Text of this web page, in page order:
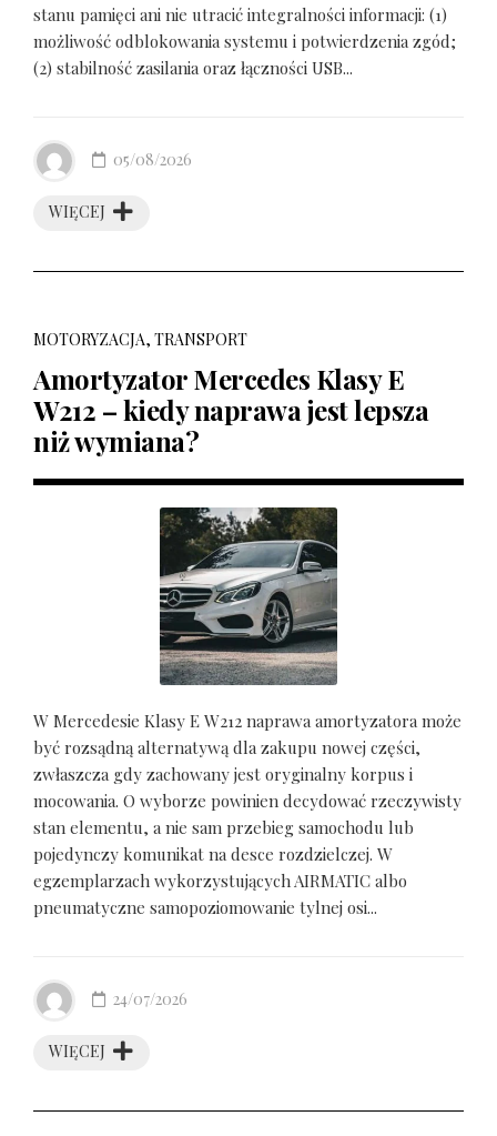
stanu pamięci ani nie utracić integralności informacji: (1)
możliwość odblokowania systemu i potwierdzenia zgód;
(2) stabilność zasilania oraz łączności USB...
WIĘCEJ
05/08/2026
MOTORYZACJA, TRANSPORT
Amortyzator Mercedes Klasy E
W212 – kiedy naprawa jest lepsza
niż wymiana?
W Mercedesie Klasy E W212 naprawa amortyzatora może
być rozsądną alternatywą dla zakupu nowej części,
zwłaszcza gdy zachowany jest oryginalny korpus i
mocowania. O wyborze powinien decydować rzeczywisty
stan elementu, a nie sam przebieg samochodu lub
pojedynczy komunikat na desce rozdzielczej. W
egzemplarzach wykorzystujących AIRMATIC albo
pneumatyczne samopoziomowanie tylnej osi...
WIĘCEJ
24/07/2026